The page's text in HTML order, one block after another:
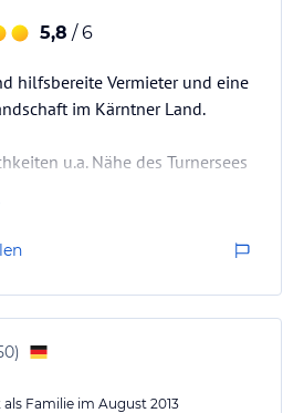
5,8 / 6
hilfsbereite Vermieter und eine
im Kärntner Land.
u.a. Nähe des Turnersees
Kürze erreichbar und auch
im Ort. Sehr schnell zu
Einkaufsmöglichkeit im Ort
zum Verweilen und zum
ein. Paddletennis umbedingt
im Aufenthalt inkludiert.
)
als Familie im August 2013